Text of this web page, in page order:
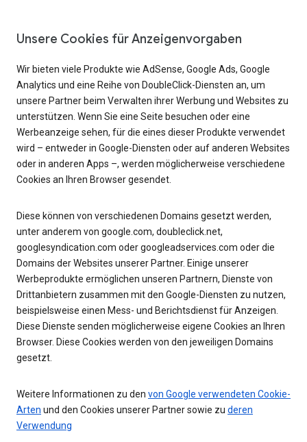
Unsere Cookies für Anzeigenvorgaben
Wir bieten viele Produkte wie AdSense, Google Ads, Google
Analytics und eine Reihe von DoubleClick-Diensten an, um
unsere Partner beim Verwalten ihrer Werbung und Websites zu
unterstützen. Wenn Sie eine Seite besuchen oder eine
Werbeanzeige sehen, für die eines dieser Produkte verwendet
wird – entweder in Google-Diensten oder auf anderen Websites
oder in anderen Apps –, werden möglicherweise verschiedene
Cookies an Ihren Browser gesendet.
Diese können von verschiedenen Domains gesetzt werden,
unter anderem von google.com, doubleclick.net,
googlesyndication.com oder googleadservices.com oder die
Domains der Websites unserer Partner. Einige unserer
Werbeprodukte ermöglichen unseren Partnern, Dienste von
Drittanbietern zusammen mit den Google-Diensten zu nutzen,
beispielsweise einen Mess- und Berichtsdienst für Anzeigen.
Diese Dienste senden möglicherweise eigene Cookies an Ihren
Browser. Diese Cookies werden von den jeweiligen Domains
gesetzt.
Weitere Informationen zu den von Google verwendeten Cookie-
Arten und den Cookies unserer Partner sowie zu deren
Verwendung